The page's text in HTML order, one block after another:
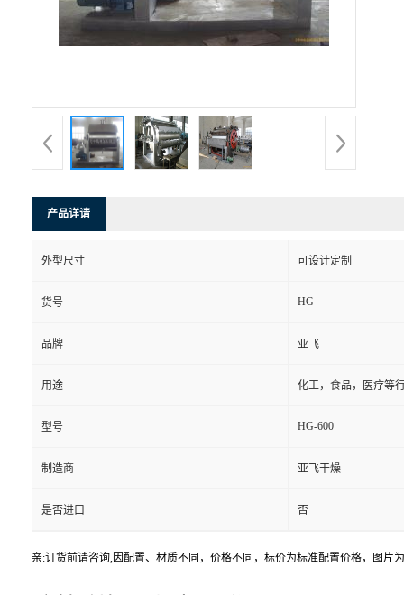
产品详请
外型尺寸 可设计定制
货号 HG
品牌 亚飞
用途 化工，食品，医疗等
型号 HG-600
制造商 亚飞干燥
是否进口 否
亲:订货前请咨询,因配置、材质不同，价格不同，标价为标准配置价格，图